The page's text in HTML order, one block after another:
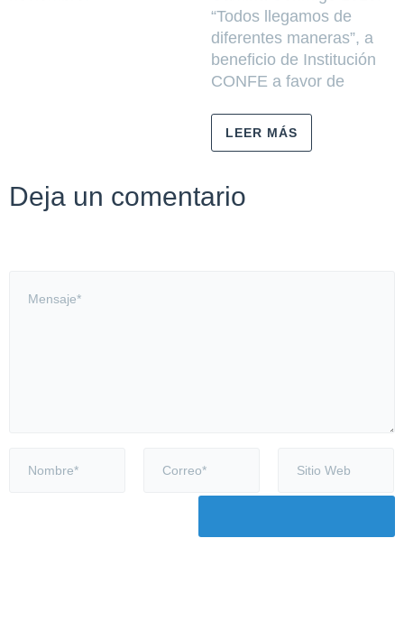
“Todos llegamos de
diferentes maneras”, a
beneficio de Institución
CONFE a favor de
LEER MÁS
Deja un comentario